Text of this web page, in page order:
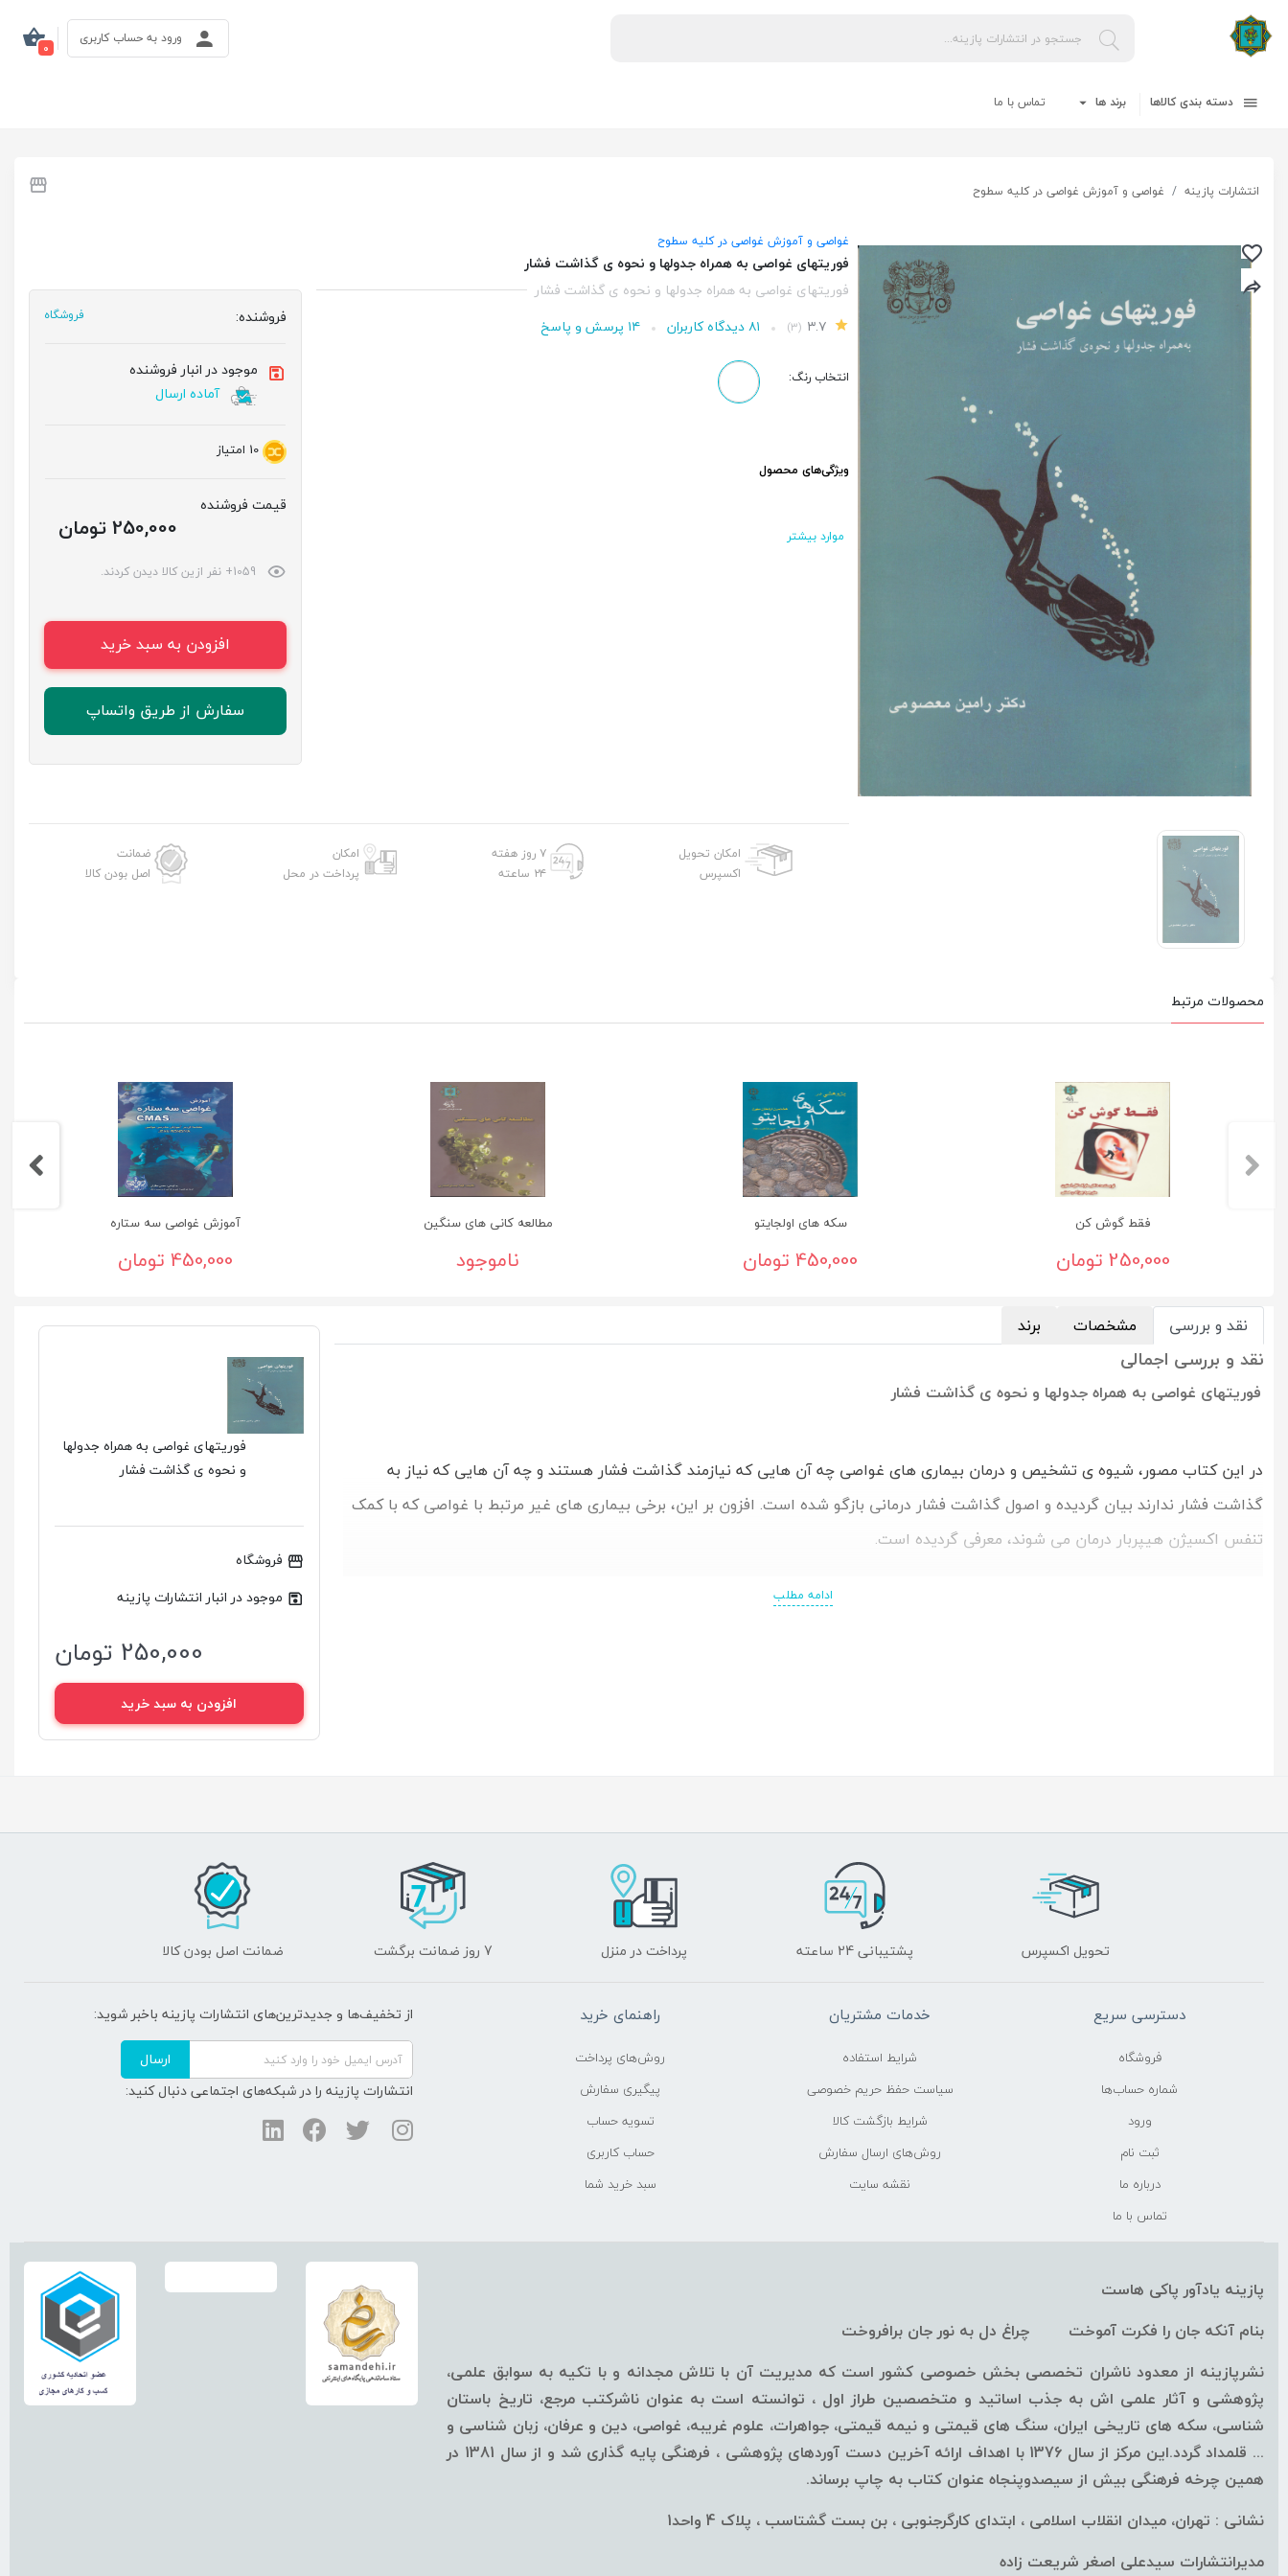
0
ورود به حساب کاربری
دسته بندی کالاها برند ها تماس با ما
انتشارات پازینه غواصی و آموزش غواصی در کلیه سطوح
غواصی و آموزش غواصی در کلیه سطوح
فوریتهای غواصی به همراه جدولها و نحوه ی گذاشت فشار
فوریتهای غواصی به همراه جدولها و نحوه ی گذاشت فشار
(۳) ۸۱ دیدگاه کاربران ۱۴ پرسش و پاسخ
انتخاب رنگ:
ویژگی‌های محصول
موارد بیشتر
فروشنده: فروشگاه
موجود در انبار فروشنده
آماده ارسال
10 امتیاز
قیمت فروشنده
250,000 تومان
افزودن به سبد خرید
سفارش از طریق واتساپ
امکان تحویل
اکسپرس
۷ روز هفته
۲۴ ساعته
امکان
پرداخت در محل
ضمانت
اصل بودن کالا
محصولات مرتبط
فقط گوش کن
250,000 تومان
سکه های اولجایتو
450,000 تومان
مطالعه کانی های سنگین
ناموجود
آموزش غواصی سه ستاره
450,000 تومان
نقد و بررسی مشخصات برند
نقد و بررسی اجمالی
فوریتهای غواصی به همراه جدولها و نحوه ی گذاشت فشار
در این کتاب مصور، شیوه ی تشخیص و درمان بیماری های غواصی چه آن هایی که نیازمند گذاشت فشار هستند و چه آن هایی که نیاز به
گذاشت فشار ندارند بیان گردیده و اصول گذاشت فشار درمانی بازگو شده است. افزون بر این، برخی بیماری های غیر مرتبط با غواصی که با کمک
تنفس اکسیژن هیپربار درمان می شوند، معرفی گردیده است.
ادامه مطلب
فوریتهای غواصی به همراه جدولها
و نحوه ی گذاشت فشار
فروشگاه
موجود در انبار انتشارات پازینه
250,000 تومان
افزودن به سبد خرید
تحویل اکسپرس پشتیبانی 24 ساعته پرداخت در منزل 7 روز ضمانت برگشت ضمانت اصل بودن کالا
دسترسی سریع
فروشگاه
شماره حساب‌ها
ورود
ثبت نام
درباره ما
تماس با ما
خدمات مشتریان
شرایط استفاده
سیاست حفظ حریم خصوصی
شرایط بازگشت کالا
روش‌های ارسال سفارش
نقشه سایت
راهنمای خرید
روش‌های پرداخت
پیگیری سفارش
تسویه حساب
حساب کاربری
سبد خرید شما
از تخفیف‌ها و جدیدترین‌های انتشارات پازینه باخبر شوید:
ارسال
انتشارات پازینه را در شبکه‌های اجتماعی دنبال کنید:
پازینه یادآور پاکی هاست
بنام آنکه جان را فکرت آموخت چراغ دل به نور جان برافروخت
نشرپازینه از معدود ناشران تخصصی بخش خصوصی کشور است که مدیریت آن با تلاش مجدانه و با تکیه به سوابق علمی،
پژوهشی و آثار علمی اش به جذب اساتید و متخصصین طراز اول ، توانسته است به عنوان ناشرکتب مرجع، تاریخ باستان
شناسی، سکه های تاریخی ایران، سنگ های قیمتی و نیمه قیمتی، جواهرات، علوم غریبه، غواصی، دین و عرفان، زبان شناسی و
... قلمداد گردد.این مرکز از سال 1376 با اهداف ارائه آخرین دست آوردهای پژوهشی ، فرهنگی پایه گذاری شد و از سال 1381 در
همین چرخه فرهنگی بیش از سیصدوپنجاه عنوان کتاب به چاپ برساند.
نشانی : تهران، میدان انقلاب اسلامی ، ابتدای کارگرجنوبی ، بن بست گشتاسب ، پلاک 4 واحد1
مدیرانتشارات سیدعلی اصغر شریعت زاده